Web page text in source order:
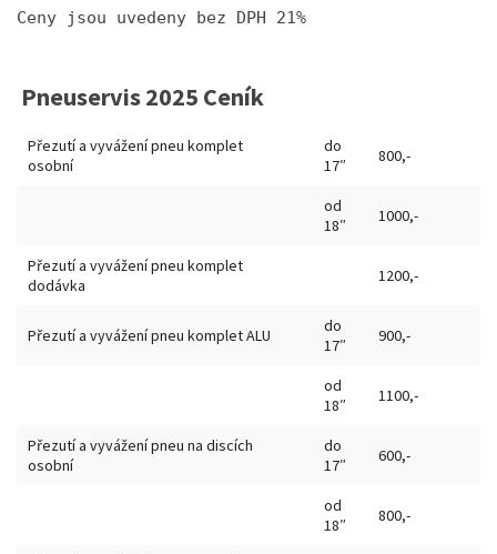
Ceny jsou uvedeny bez DPH 21%
Pneuservis 2025 Ceník
Přezutí a vyvážení pneu komplet
osobní
do
17″
800,-
od
18″
1000,-
Přezutí a vyvážení pneu komplet
dodávka
1200,-
Přezutí a vyvážení pneu komplet ALU
do
17″
900,-
od
18″
1100,-
Přezutí a vyvážení pneu na discích
osobní
do
17″
600,-
od
18″
800,-